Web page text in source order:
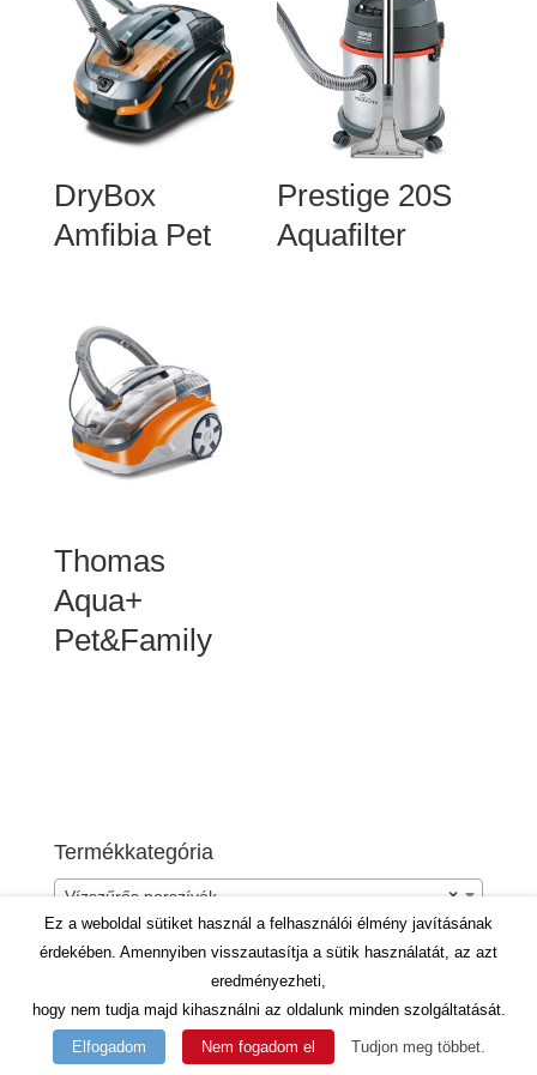
DryBox
Amfibia Pet
Prestige 20S
Aquafilter
Thomas
Aqua+
Pet&Family
Termékkategória
×
Vízszűrős porszívók
designed byDirty Dot
Ez a weboldal sütiket használ a felhasználói élmény javításának
érdekében. Amennyiben visszautasítja a sütik használatát, az azt
eredményezheti,
hogy nem tudja majd kihasználni az oldalunk minden szolgáltatását.
Elfogadom Nem fogadom el Tudjon meg többet.